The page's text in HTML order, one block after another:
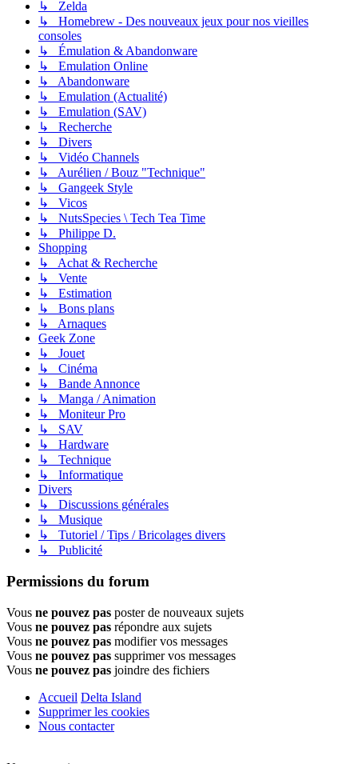
↳ Zelda
↳ Homebrew - Des nouveaux jeux pour nos vieilles
consoles
↳ Émulation & Abandonware
↳ Emulation Online
↳ Abandonware
↳ Emulation (Actualité)
↳ Emulation (SAV)
↳ Recherche
↳ Divers
↳ Vidéo Channels
↳ Aurélien / Bouz "Technique"
↳ Gangeek Style
↳ Vicos
↳ NutsSpecies \ Tech Tea Time
↳ Philippe D.
Shopping
↳ Achat & Recherche
↳ Vente
↳ Estimation
↳ Bons plans
↳ Arnaques
Geek Zone
↳ Jouet
↳ Cinéma
↳ Bande Annonce
↳ Manga / Animation
↳ Moniteur Pro
↳ SAV
↳ Hardware
↳ Technique
↳ Informatique
Divers
↳ Discussions générales
↳ Musique
↳ Tutoriel / Tips / Bricolages divers
↳ Publicité
Permissions du forum
Vous ne pouvez pas poster de nouveaux sujets
Vous ne pouvez pas répondre aux sujets
Vous ne pouvez pas modifier vos messages
Vous ne pouvez pas supprimer vos messages
Vous ne pouvez pas joindre des fichiers
Accueil Delta Island
Supprimer les cookies
Nous contacter